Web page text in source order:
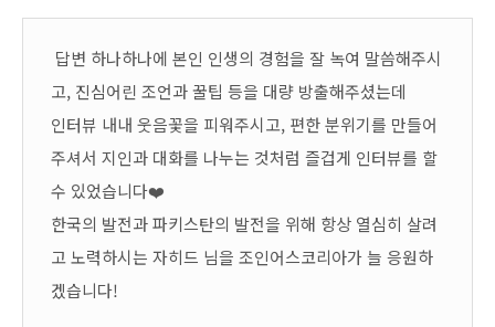
답변 하나하나에 본인 인생의 경험을 잘 녹여 말씀해주시
고, 진심어린 조언과 꿀팁 등을 대량 방출해주셨는데
인터뷰 내내 웃음꽃을 피워주시고, 편한 분위기를 만들어
주셔서 지인과 대화를 나누는 것처럼 즐겁게 인터뷰를 할
수 있었습니다❤️
한국의 발전과 파키스탄의 발전을 위해 항상 열심히 살려
고 노력하시는 자히드 님을 조인어스코리아가 늘 응원하
겠습니다!